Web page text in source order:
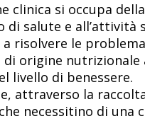
clinica si occupa
di salute e
risolvere le
origine
livello di benessere.
attraverso la
necessitino di una